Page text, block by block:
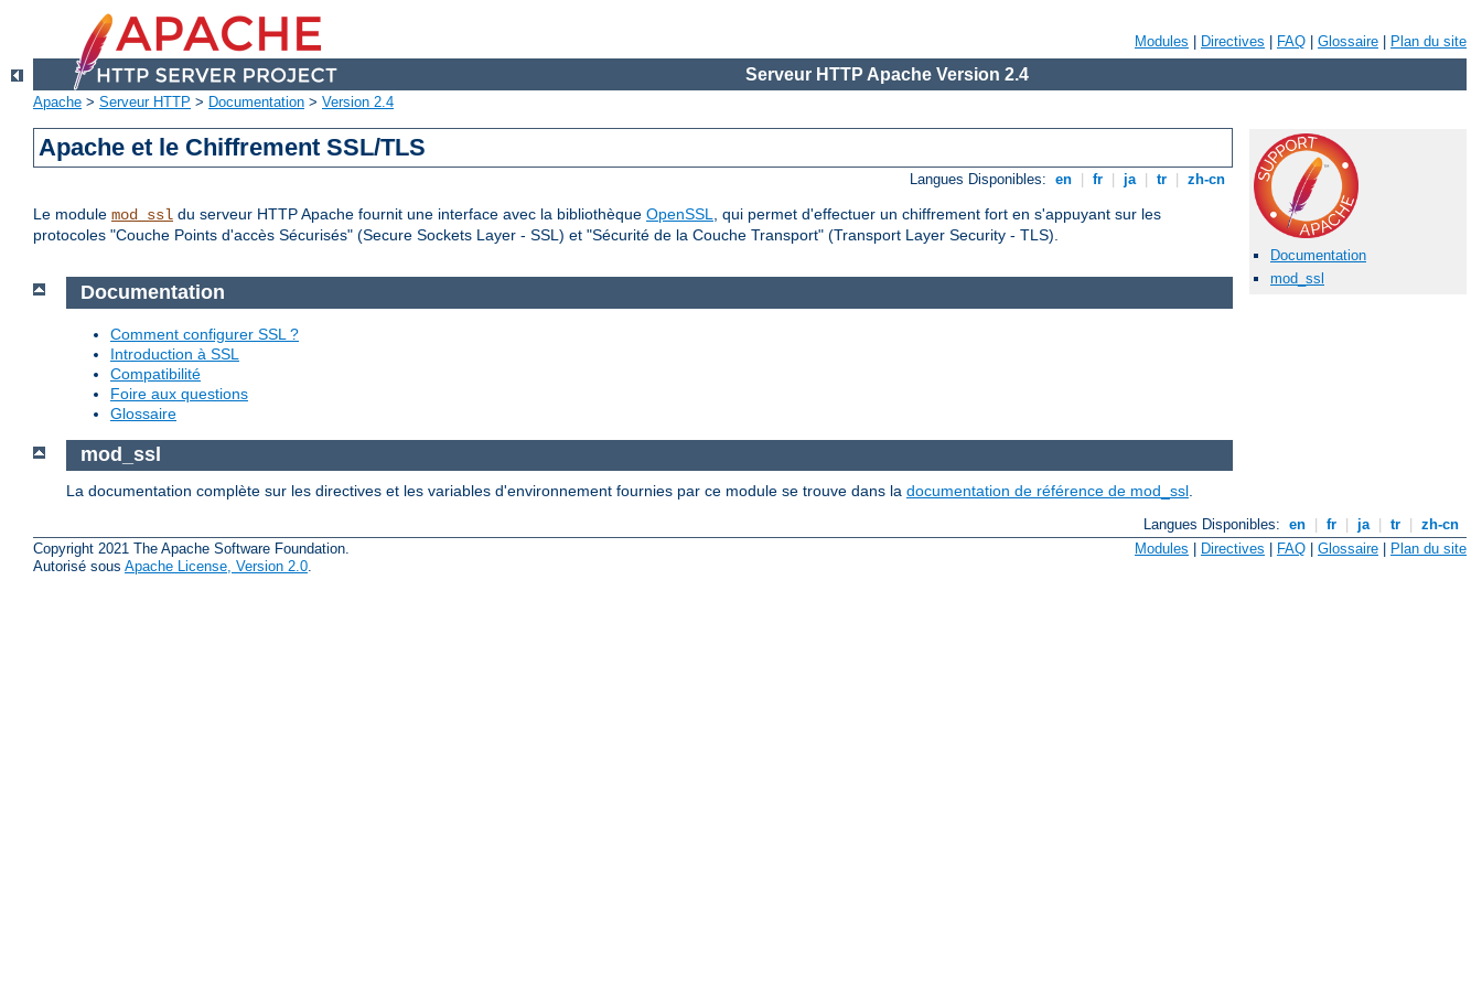
Modules Directives FAQ Glossaire Plan du site
Serveur HTTP Apache Version 2.4
Apache > Serveur HTTP > Documentation > Version 2.4
Apache et le Chiffrement SSL/TLS
Langues Disponibles: en fr ja tr zh-cn
Le module mod_ssl du serveur HTTP Apache fournit une interface avec la bibliothèque OpenSSL, qui permet d'effectuer un chiffrement fort en s'appuyant sur les
protocoles "Couche Points d'accès Sécurisés" (Secure Sockets Layer - SSL) et "Sécurité de la Couche Transport" (Transport Layer Security - TLS).
Documentation
mod_ssl
Documentation
Comment configurer SSL ?
Introduction à SSL
Compatibilité
Foire aux questions
Glossaire
mod_ssl
La documentation complète sur les directives et les variables d'environnement fournies par ce module se trouve dans la documentation de référence de mod_ssl
Langues Disponibles: en fr ja tr
zh-cn
Copyright 2021 The Apache Software Foundation.
Autorisé sous Apache License, Version 2.0.
Modules Directives FAQ Glossaire Plan du site